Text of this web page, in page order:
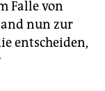
Falle von
nun zur
entscheiden,